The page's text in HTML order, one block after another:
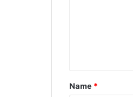
t
*
Name *